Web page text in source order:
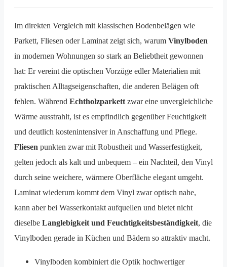
Im direkten Vergleich mit klassischen Bodenbelägen wie
Parkett, Fliesen oder Laminat zeigt sich, warum Vinylboden
in modernen Wohnungen so stark an Beliebtheit gewonnen
hat: Er vereint die optischen Vorzüge edler Materialien mit
praktischen Alltagseigenschaften, die anderen Belägen oft
fehlen. Während Echtholzparkettzwar eine unvergleichliche
Wärme ausstrahlt, ist es empfindlich gegenüber Feuchtigkeit
und deutlich kostenintensiver in Anschaffung und Pflege.
Fliesen punkten zwar mit Robustheit und Wasserfestigkeit,
gelten jedoch als kalt und unbequem – ein Nachteil, den Vinyl
durch seine weichere, wärmere Oberfläche elegant umgeht.
Laminat wiederum kommt dem Vinyl zwar optisch nahe,
kann aber bei Wasserkontakt aufquellen und bietet nicht
dieselbe Langlebigkeit und Feuchtigkeitsbeständigkeit, die
Vinylboden gerade in Küchen und Bädern so attraktiv macht.
Vinylboden kombiniert die Optik hochwertiger